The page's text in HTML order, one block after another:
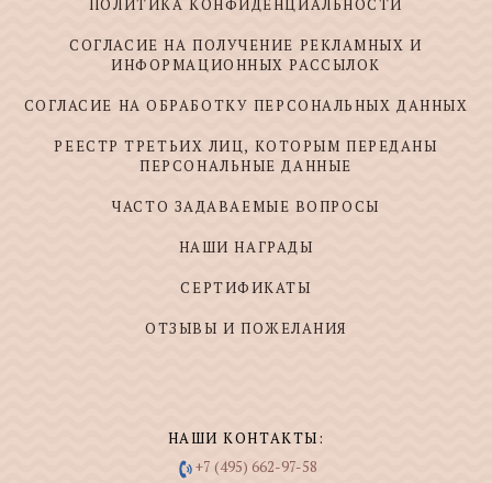
ПОЛИТИКА КОНФИДЕНЦИАЛЬНОСТИ
СОГЛАСИЕ НА ПОЛУЧЕНИЕ РЕКЛАМНЫХ И
ИНФОРМАЦИОННЫХ РАССЫЛОК
СОГЛАСИЕ НА ОБРАБОТКУ ПЕРСОНАЛЬНЫХ ДАННЫХ
РЕЕСТР ТРЕТЬИХ ЛИЦ, КОТОРЫМ ПЕРЕДАНЫ
ПЕРСОНАЛЬНЫЕ ДАННЫЕ
ЧАСТО ЗАДАВАЕМЫЕ ВОПРОСЫ
НАШИ НАГРАДЫ
СЕРТИФИКАТЫ
ОТЗЫВЫ И ПОЖЕЛАНИЯ
НАШИ КОНТАКТЫ:
+7 (495) 662-97-58